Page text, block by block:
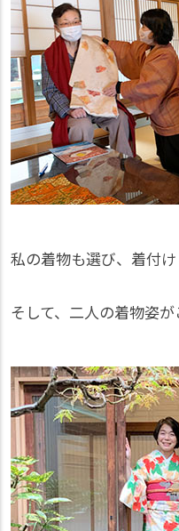
私の着物も選び、着付け
そして、二人の着物姿が